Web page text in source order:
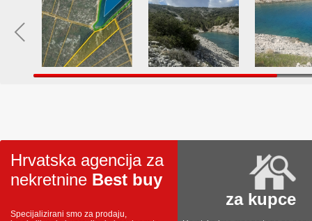
Hrvatska agencija za
nekretnine Best buy
Specijalizirani smo za prodaju,
za kupce